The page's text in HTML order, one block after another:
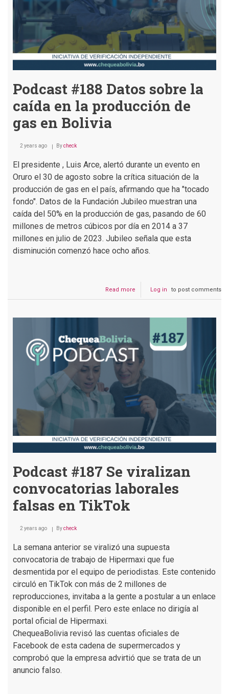
Podcast #188 Datos sobre la
caída en la producción de
gas en Bolivia
2 years ago Bycheck
El presidente , Luis Arce, alertó durante un evento en
Oruro el 30 de agosto sobre la crítica situación de la
producción de gas en el país, afirmando que ha "tocado
fondo". Datos de la Fundación Jubileo muestran una
caída del 50% en la producción de gas, pasando de 60
millones de metros cúbicos por día en 2014 a 37
millones en julio de 2023. Jubileo señala que esta
disminución comenzó hace ocho años.
Read more
Podcast
caída
en
la
producción
de
gas
en
Bolivia
Log in to post comments
Podcast #187 Se viralizan
convocatorias laborales
falsas en TikTok
2 years ago Bycheck
La semana anterior se viralizó una supuesta
convocatoria de trabajo de Hipermaxi que fue
desmentida por el equipo de periodistas. Este contenido
circuló en TikTok con más de 2 millones de
reproducciones, invitaba a la gente a postular a un enlace
disponible en el perfil. Pero este enlace no dirigía al
portal oficial de Hipermaxi.
ChequeaBolivia revisó las cuentas oficiales de
Facebook de esta cadena de supermercados y
comprobó que la empresa advirtió que se trata de un
anuncio falso.